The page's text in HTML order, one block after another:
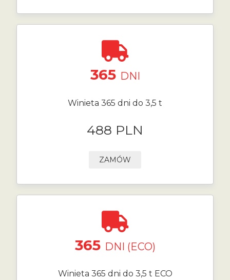
365 DNI
Winieta 365 dni do 3,5 t
488 PLN
ZAMÓW
365 DNI (ECO)
Winieta 365 dni do 3,5 t ECO